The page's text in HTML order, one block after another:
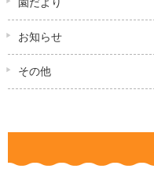
お知らせ
その他